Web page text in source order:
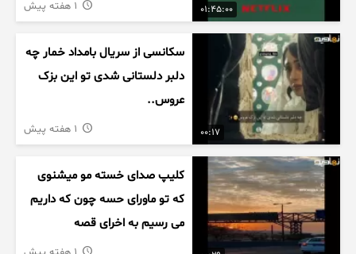
01:45:00
00:17
سکانسی از سریال بامداد خمار چه
دلبر دلستانی شدی تو این بزک
عروس..
کلیپ صدای خسته مو میشنوی
که تو ماورای حسه چون که داریم
می رسیم به اخرای قصه